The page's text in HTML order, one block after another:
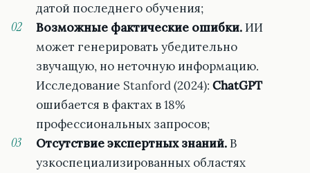
датой последнего обучения;
Возможные фактические ошибки.ИИ
может генерировать убедительно
звучащую, но неточную информацию.
Исследование Stanford (2024): ChatGPT
ошибается в фактах в 18%
профессиональных запросов;
Отсутствие экспертных знаний.В
узкоспециализированных областях